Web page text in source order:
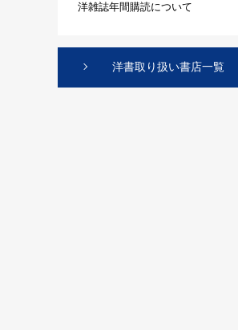
洋雑誌年間購読について
洋書取り扱い書店一覧